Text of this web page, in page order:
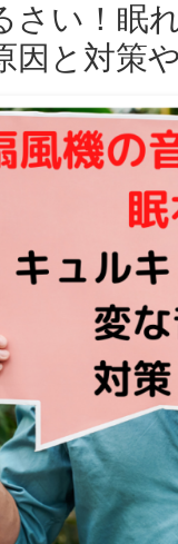
さい！眠
因と対策